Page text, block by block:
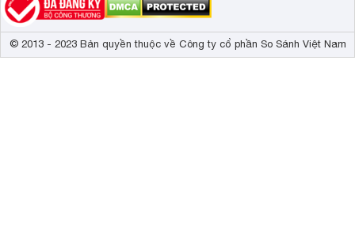
© 2013 - 2023 Bản quyền thuộc về Công ty cổ phần So Sánh Việt Nam